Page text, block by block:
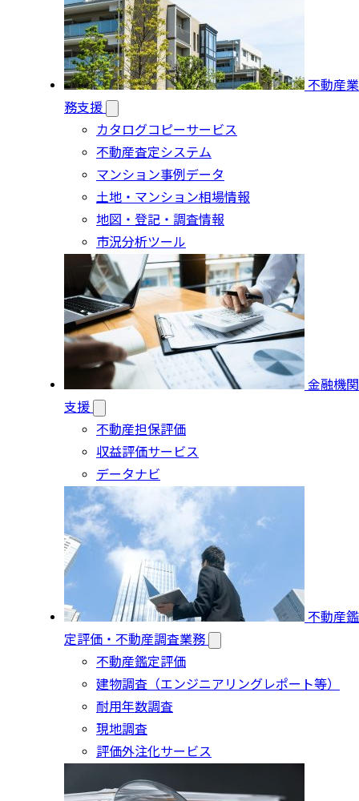
不動産業
務支援
カタログコピーサービス
不動産査定システム
マンション事例データ
土地・マンション相場情報
地図・登記・調査情報
市況分析ツール
金融機関
支援
不動産担保評価
収益評価サービス
データナビ
不動産鑑
定評価・不動産調査業務
不動産鑑定評価
建物調査（エンジニアリングレポート等）
耐用年数調査
現地調査
評価外注化サービス